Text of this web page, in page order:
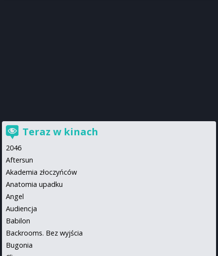
Teraz w kinach
2046
Aftersun
Akademia złoczyńców
Anatomia upadku
Angel
Audiencja
Babilon
Backrooms. Bez wyjścia
Bugonia